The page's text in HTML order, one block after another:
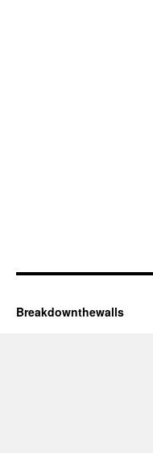
Breakdownthewalls